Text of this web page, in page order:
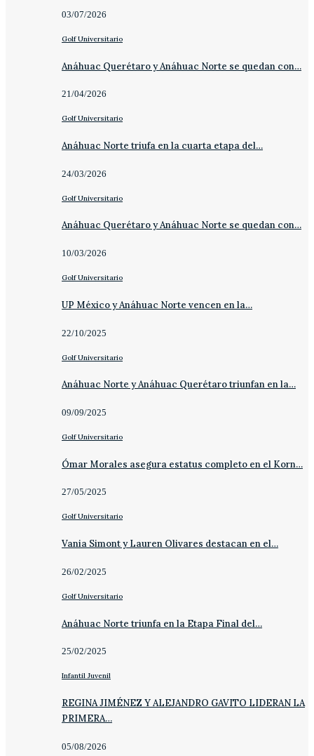
03/07/2026
Golf Universitario
Anáhuac Querétaro y Anáhuac Norte se quedan con…
21/04/2026
Golf Universitario
Anáhuac Norte triufa en la cuarta etapa del…
24/03/2026
Golf Universitario
Anáhuac Querétaro y Anáhuac Norte se quedan con…
10/03/2026
Golf Universitario
UP México y Anáhuac Norte vencen en la…
22/10/2025
Golf Universitario
Anáhuac Norte y Anáhuac Querétaro triunfan en la…
09/09/2025
Golf Universitario
Ómar Morales asegura estatus completo en el Korn…
27/05/2025
Golf Universitario
Vania Simont y Lauren Olivares destacan en el…
26/02/2025
Golf Universitario
Anáhuac Norte triunfa en la Etapa Final del…
25/02/2025
Infantil Juvenil
REGINA JIMÉNEZ Y ALEJANDRO GAVITO LIDERAN LA
PRIMERA…
05/08/2026